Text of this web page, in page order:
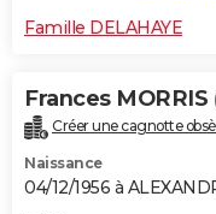
Famille DELAHAYE
Frances MORRIS
Créer une cagnotte
Naissance
04/12/1956 à